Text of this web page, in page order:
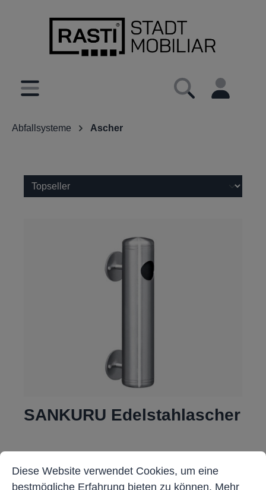
springen
Abfallsysteme Ascher
SANKURU Edelstahlascher
Cookie-Voreinstellungen
Diese Website verwendet Cookies, um eine
Diese Website verwendet Cookies, um eine
bestmögliche Erfahrung bieten zu können. Mehr